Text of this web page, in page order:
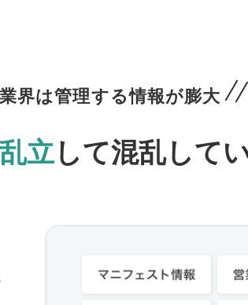
界は管理する情報が膨大
立して混乱して